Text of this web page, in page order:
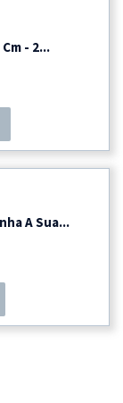
- 2...
€
A Sua...